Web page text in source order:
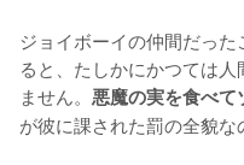
ジョイボーイの仲間だっ
ると、たしかにかつては
ません。 悪魔の実を食べて
が彼に課された罰の全貌な